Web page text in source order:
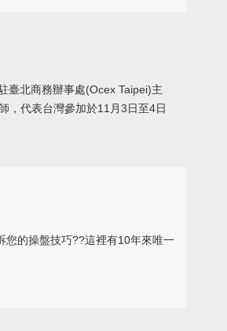
臺北商務辦事處(Ocex Taipei)主
，代表台灣參加於11月3日至4日
您的操盤技巧??這裡有10年來唯一